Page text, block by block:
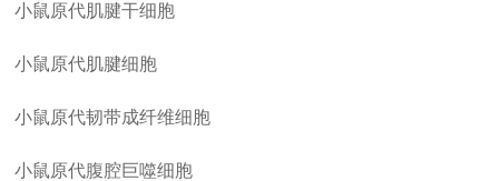
小鼠原代肌腱干细胞
小鼠原代肌腱细胞
小鼠原代韧带成纤维细胞
小鼠原代腹腔巨噬细胞